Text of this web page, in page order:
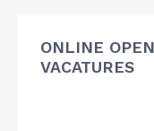
ONLINE
VACATURES